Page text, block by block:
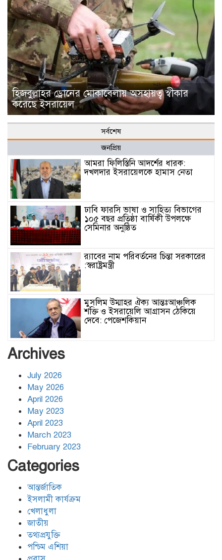
হিজবুল্লাহর ড্রোনের মোকাবেলায় অসহায়ত্ব স্বীকার
করেছে ইসরায়েল
সর্বশেষ
জনপ্রিয়
আমরা ফিলিস্তিনি আদর্শের ধারক:
দখলদার ইসরায়েলকে হামাস নেতা
ঢাবি ফারসি ভাষা ও সাহিত্য বিভাগের
১০৫ বছর প্রতিষ্ঠা বার্ষিকী উপলক্ষে
সেমিনার অনুষ্ঠিত
র‌্যাবের নাম পরিবর্তনের চিন্তা সরকারের
:স্বরাষ্ট্রমন্ত্রী
মুসলিম উম্মাহর ঐক্য আন্তঃআঞ্চলিক
শক্তি ও ইসরায়েলি আগ্রাসন ঠেকিয়ে
দেবে: পেজেশকিয়ান
Archives
July 2026
May 2026
April 2026
May 2023
April 2023
March 2023
February 2023
Categories
আন্তর্জাতিক
ইসলামী কার্যক্রম
খেলাধুলা
জাতীয়
তথ্যপ্রযুক্তি
পশ্চিম এশিয়া